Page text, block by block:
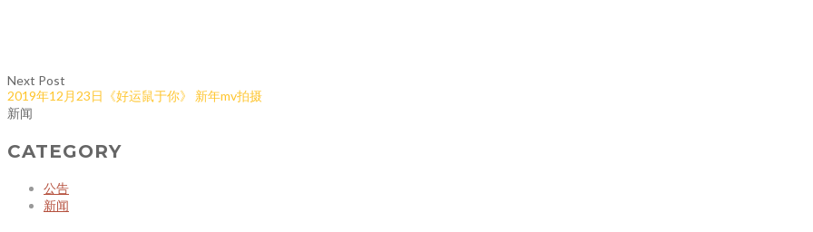
Next Post
2019年12月23日《好运鼠于你》 新年mv拍摄
新闻
CATEGORY
公告
新闻